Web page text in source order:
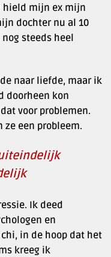
hield mijn ex mijn
dochter nu al 10
steeds heel
naar liefde, maar ik
doorheen kon
voor problemen.
een probleem.
Ik deed
en
in de hoop dat het
kreeg ik